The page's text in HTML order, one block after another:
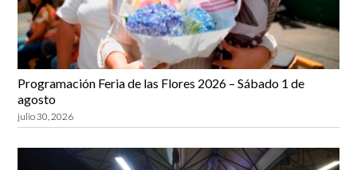
Programación Feria de las Flores 2026 – Sábado 1 de
agosto
julio 30, 2026